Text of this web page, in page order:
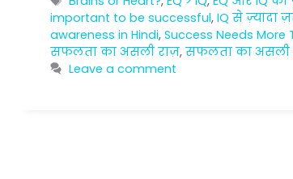
important to be successful, IQ से ज़्यादा
awareness in Hindi, Success Needs More
सफलता का असली राज़, सफलता का असली
Leave a comment